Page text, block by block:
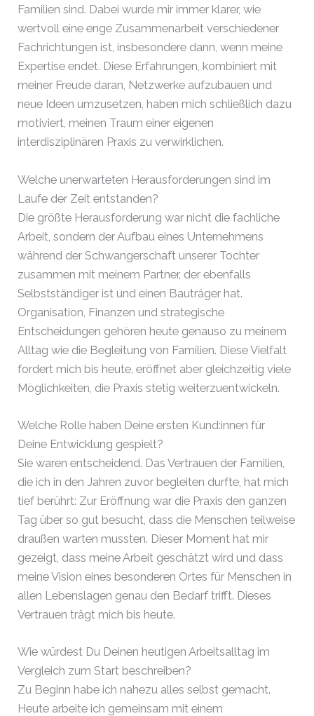
Familien sind. Dabei wurde mir immer klarer, wie
wertvoll eine enge Zusammenarbeit verschiedener
Fachrichtungen ist, insbesondere dann, wenn meine
Expertise endet. Diese Erfahrungen, kombiniert mit
meiner Freude daran, Netzwerke aufzubauen und
neue Ideen umzusetzen, haben mich schließlich dazu
motiviert, meinen Traum einer eigenen
interdisziplinären Praxis zu verwirklichen.
Welche unerwarteten Herausforderungen sind im
Laufe der Zeit entstanden?
Die größte Herausforderung war nicht die fachliche
Arbeit, sondern der Aufbau eines Unternehmens
während der Schwangerschaft unserer Tochter
zusammen mit meinem Partner, der ebenfalls
Selbstständiger ist und einen Bauträger hat.
Organisation, Finanzen und strategische
Entscheidungen gehören heute genauso zu meinem
Alltag wie die Begleitung von Familien. Diese Vielfalt
fordert mich bis heute, eröffnet aber gleichzeitig viele
Möglichkeiten, die Praxis stetig weiterzuentwickeln.
Welche Rolle haben Deine ersten Kund:innen für
Deine Entwicklung gespielt?
Sie waren entscheidend. Das Vertrauen der Familien,
die ich in den Jahren zuvor begleiten durfte, hat mich
tief berührt: Zur Eröffnung war die Praxis den ganzen
Tag über so gut besucht, dass die Menschen teilweise
draußen warten mussten. Dieser Moment hat mir
gezeigt, dass meine Arbeit geschätzt wird und dass
meine Vision eines besonderen Ortes für Menschen in
allen Lebenslagen genau den Bedarf trifft. Dieses
Vertrauen trägt mich bis heute.
Wie würdest Du Deinen heutigen Arbeitsalltag im
Vergleich zum Start beschreiben?
Zu Beginn habe ich nahezu alles selbst gemacht.
Heute arbeite ich gemeinsam mit einem